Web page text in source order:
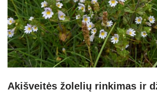
Akišveitės žolelių rinkimas ir